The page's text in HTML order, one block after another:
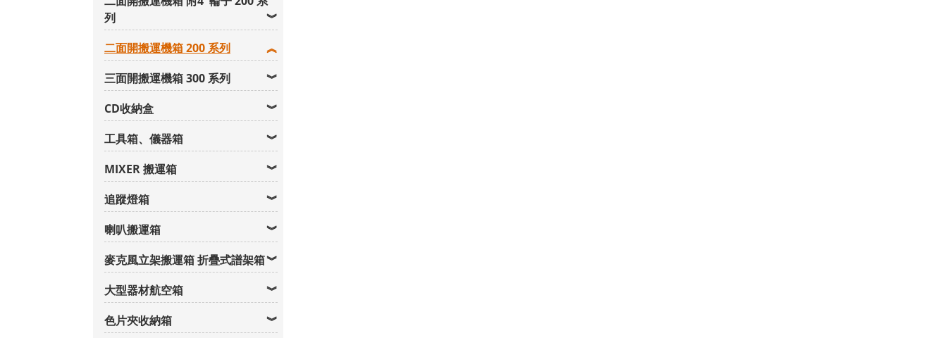
列
二面開搬運機箱 200 系列
三面開搬運機箱 300 系列
CD收納盒
工具箱、儀器箱
MIXER 搬運箱
追蹤燈箱
喇叭搬運箱
麥克風立架搬運箱 折疊式譜架箱
大型器材航空箱
色片夾收納箱